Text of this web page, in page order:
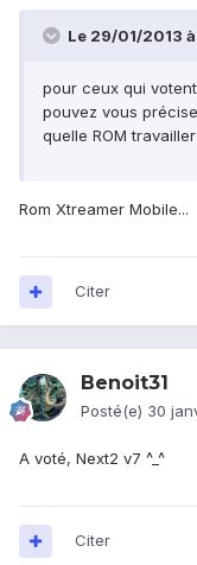
Le 29/01/2013
pour ceux qui
pouvez vous
quelle ROM
Rom Xtreamer Mobile...
Citer
Benoit31
Posté(e) 30
A voté, Next2 v7 ^_^
Citer